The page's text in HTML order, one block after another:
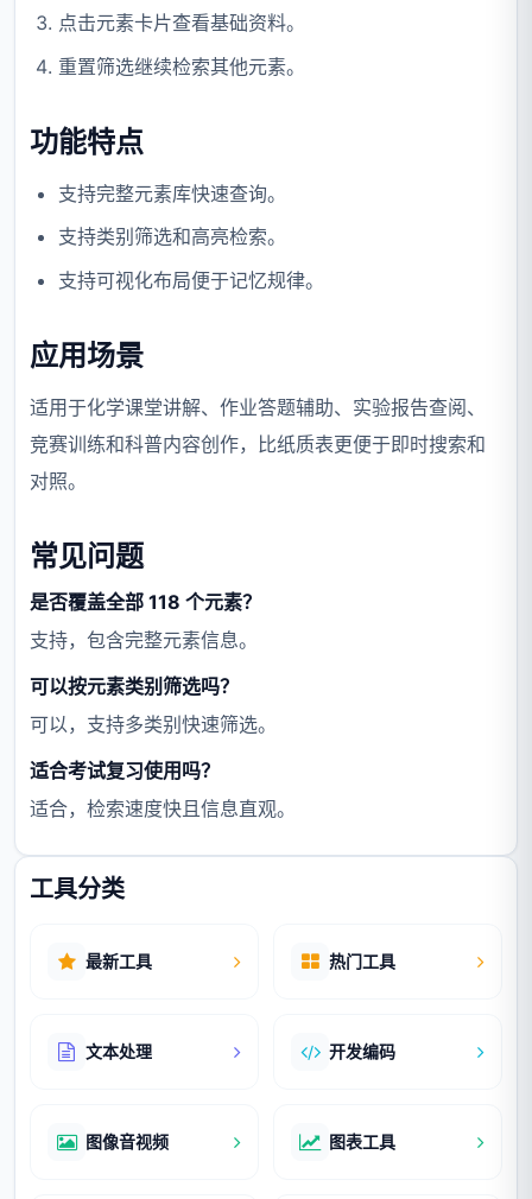
点击元素卡片查看基础资料。
重置筛选继续检索其他元素。
功能特点
支持完整元素库快速查询。
支持类别筛选和高亮检索。
支持可视化布局便于记忆规律。
应用场景
适用于化学课堂讲解、作业答题辅助、实验报告查阅、
竞赛训练和科普内容创作，比纸质表更便于即时搜索和
对照。
常见问题
是否覆盖全部 118 个元素？
支持，包含完整元素信息。
可以按元素类别筛选吗？
可以，支持多类别快速筛选。
适合考试复习使用吗？
适合，检索速度快且信息直观。
工具分类
最新工具 热门工具
文本处理 开发编码
图像音视频 图表工具